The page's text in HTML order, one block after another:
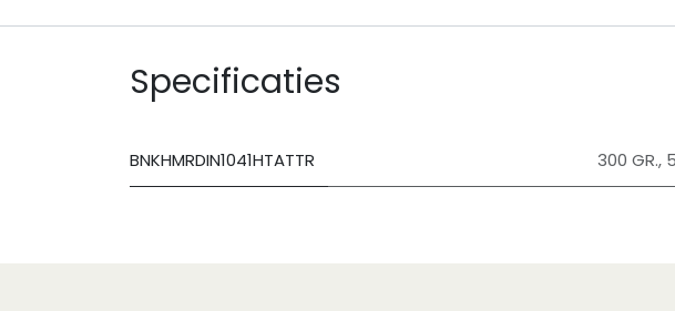
Specificaties
BNKHMRDIN1041HTATTR 300 GR.,